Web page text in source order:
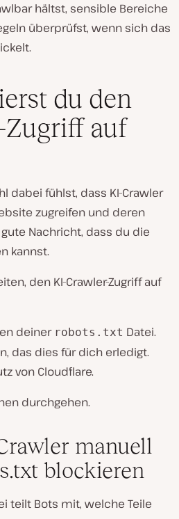
hältst, sensible Bereiche
überprüfst, wenn sich das
du den
auf
dabei fühlst, dass KI-Crawler
zugreifen und deren
Nachricht, dass du die
kannst.
den KI-Crawler-Zugriff auf
deiner robots.txt Datei.
das dies für dich erledigt.
von Cloudflare.
durchgehen.
manuell
blockieren
teilt Bots mit, welche Teile